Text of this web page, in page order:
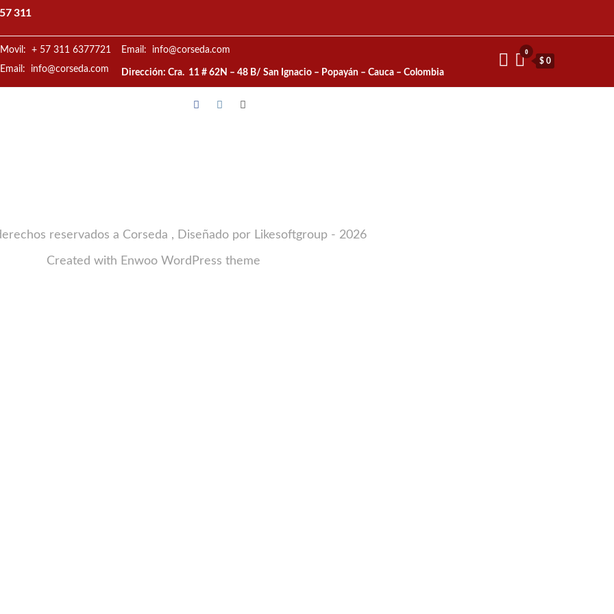
311
Movil: + 57 311 6377721
Email: info@corseda.com
Email: info@corseda.com
Dirección: Cra. 11 # 62N – 48 B/ San Ignacio – Popayán – Cauca – Colombia
0
$ 0
reservados a Corseda , Diseñado por Likesoftgroup - 2026
Created with Enwoo WordPress theme